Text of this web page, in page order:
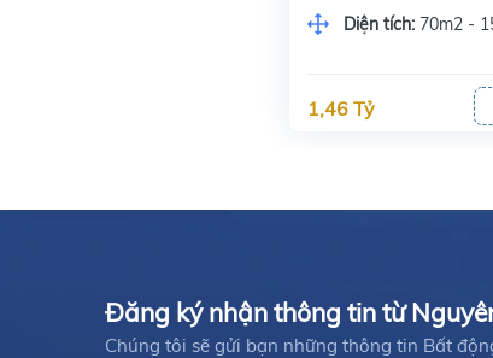
Diện tích: 70m2 -
1,46 Tỷ
Đăng ký nhận thông tin từ
Chúng tôi sẽ gửi bạn những thông tin Bất